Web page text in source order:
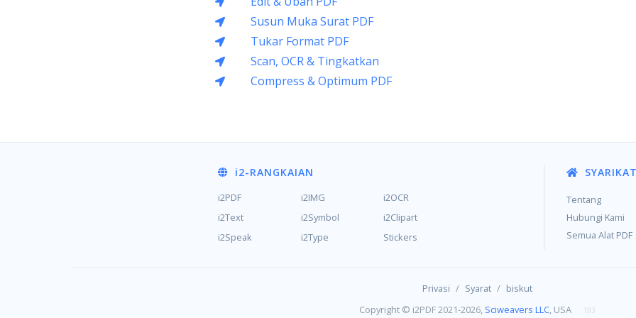
Susun Muka Surat PDF
Tukar Format PDF
Scan, OCR & Tingkatkan
Compress & Optimum PDF
i2-RANGKAIAN
i2PDF i2IMG
i2OCR
i2Text
i2Symbol
i2Clipart
i2Speak
i2Type Stickers
Tentang
Hubungi Kami
Semua Alat PDF
Privasi / Syarat / biskut
Copyright © i2PDF 2021-2026, Sciweavers LLC, USA 193